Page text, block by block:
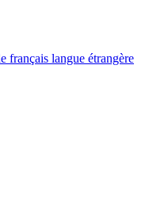
français langue étrangère